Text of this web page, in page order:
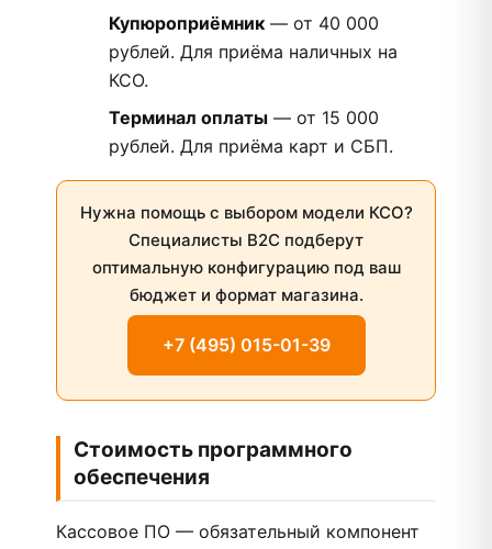
Купюроприёмник — от 40 000
рублей. Для приёма наличных на
КСО.
Терминал оплаты — от 15 000
рублей. Для приёма карт и СБП.
Нужна помощь с выбором модели КСО?
Специалисты B2C подберут
оптимальную конфигурацию под ваш
бюджет и формат магазина.
+7 (495) 015-01-39
Стоимость программного
обеспечения
Кассовое ПО — обязательный компонент